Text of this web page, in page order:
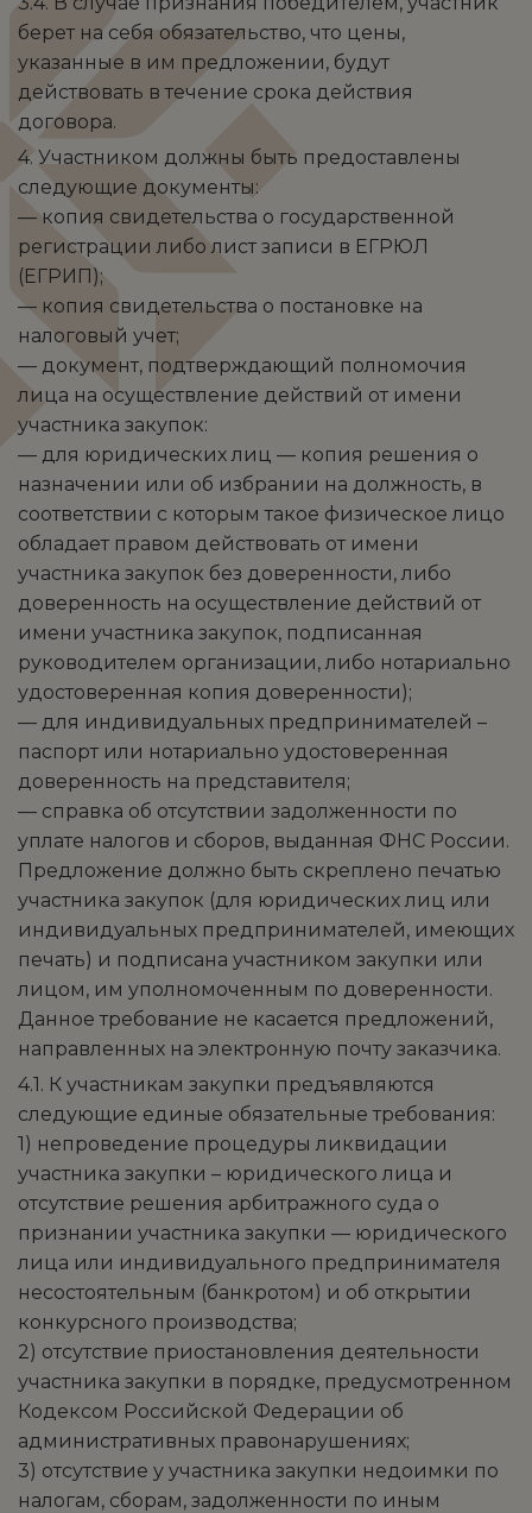
берет на себя обязательство, что цены,
указанные в им предложении, будут
действовать в течение срока действия
договора.
4. Участником должны быть предоставлены
следующие документы:
— копия свидетельства о государственной
регистрации либо лист записи в ЕГРЮЛ
(ЕГРИП);
— копия свидетельства о постановке на
налоговый учет;
— документ, подтверждающий полномочия
лица на осуществление действий от имени
участника закупок:
— для юридических лиц — копия решения о
назначении или об избрании на должность, в
соответствии с которым такое физическое лицо
обладает правом действовать от имени
участника закупок без доверенности, либо
доверенность на осуществление действий от
имени участника закупок, подписанная
руководителем организации, либо нотариально
удостоверенная копия доверенности);
— для индивидуальных предпринимателей –
паспорт или нотариально удостоверенная
доверенность на представителя;
— справка об отсутствии задолженности по
уплате налогов и сборов, выданная ФНС России.
Предложение должно быть скреплено печатью
участника закупок (для юридических лиц или
индивидуальных предпринимателей, имеющих
печать) и подписана участником закупки или
лицом, им уполномоченным по доверенности.
Данное требование не касается предложений,
направленных на электронную почту заказчика.
4.1. К участникам закупки предъявляются
следующие единые обязательные требования:
1) непроведение процедуры ликвидации
участника закупки – юридического лица и
отсутствие решения арбитражного суда о
признании участника закупки — юридического
лица или индивидуального предпринимателя
несостоятельным (банкротом) и об открытии
конкурсного производства;
2) отсутствие приостановления деятельности
участника закупки в порядке, предусмотренном
Кодексом Российской Федерации об
административных правонарушениях;
3) отсутствие у участника закупки недоимки по
налогам, сборам, задолженности по иным